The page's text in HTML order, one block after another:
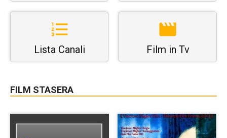
Lista Canali Film in Tv
FILM STASERA